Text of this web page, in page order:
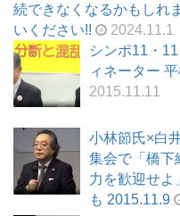
続できなくなるかもしれ
いください!!
2024.11.1
シンポ11・
ィネーター
2015.11.11
小林節氏×白
集会で「橋下
力を歓迎せよ
も 2015.11.9